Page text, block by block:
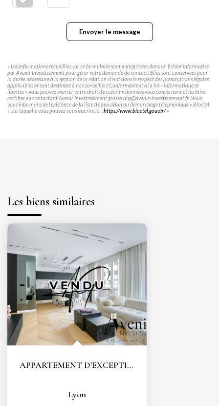
Envoyer le message
« Les informations recueillies sur ce formulaire sont enregistrées dans un fichier informatisé
par Avenir Investissement pour gérer votre demande de contact. Elles sont conservées pour
la durée nécessaire à la gestion de la relation client dans le respect des prescriptions légales
applicables et sont destinées à nos conseillers Conformément à la loi « informatique et
libertés », vous pouvez exercer votre droit d'accès aux données vous concernant et les faire
rectifier en contactant Avenir Investissement grasso.ang@avenir-investissement.fr. Nous
vous informons de l'existence de la liste d'opposition au démarchage téléphonique « Bloctel
», sur laquelle vous pouvez vous inscrire ici :https://www.bloctel.gouv.fr/»
Les biens similaires
APPARTEMENT D'EXCEPTION - COEUR LYON 6 - TÊTE D'OR - T3...
Lyon